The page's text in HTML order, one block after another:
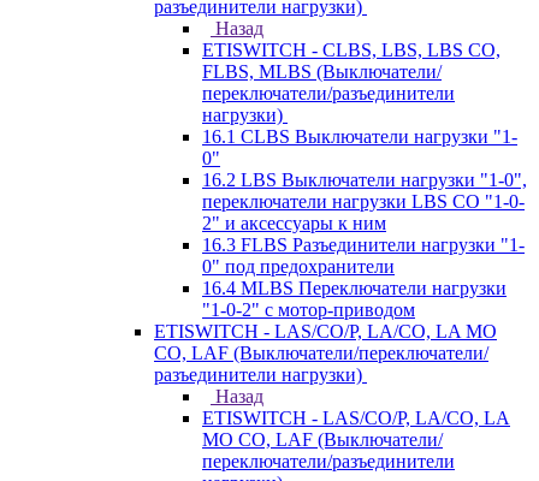
разъединители нагрузки)
Назад
ETISWITCH - CLBS, LBS, LBS CO,
FLBS, MLBS (Выключатели/
переключатели/разъединители
нагрузки)
16.1 CLBS Выключатели нагрузки "1-
0"
16.2 LBS Выключатели нагрузки "1-0",
переключатели нагрузки LBS CO "1-0-
2" и аксессуары к ним
16.3 FLBS Разъединители нагрузки "1-
0" под предохранители
16.4 MLBS Переключатели нагрузки
"1-0-2" с мотор-приводом
ETISWITCH - LAS/CO/P, LA/CO, LA MO
CO, LAF (Выключатели/переключатели/
разъединители нагрузки)
Назад
ETISWITCH - LAS/CO/P, LA/CO, LA
MO CO, LAF (Выключатели/
переключатели/разъединители